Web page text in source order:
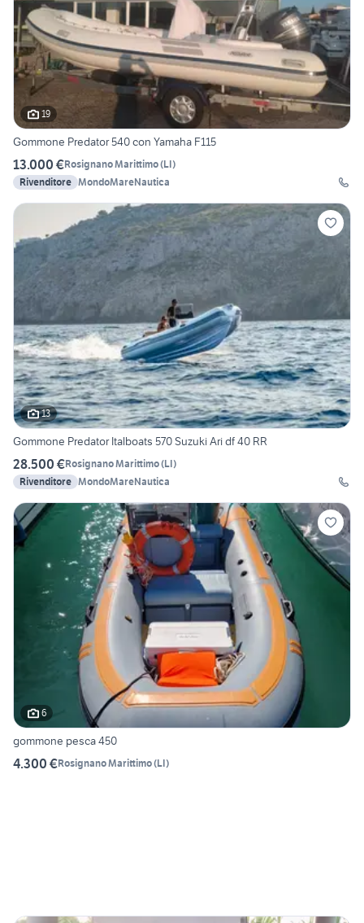
19
Gommone Predator 540 con Yamaha F115
13.000 €Rosignano Marittimo(LI)
Rivenditore MondoMareNautica
13
Gommone Predator Italboats 570 Suzuki Ari df 40 RR
28.500 €Rosignano Marittimo(LI)
Rivenditore MondoMareNautica
6
gommone pesca 450
4.300 €Rosignano Marittimo(LI)